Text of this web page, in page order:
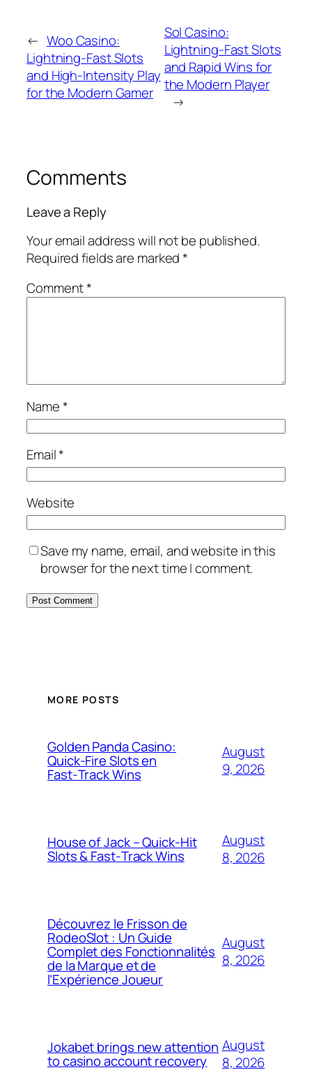
← Woo Casino:
Lightning‑Fast Slots
and High‑Intensity Play
for the Modern Gamer
Sol Casino:
Lightning‑Fast Slots
and Rapid Wins for
the Modern Player
→
Comments
Leave a Reply
Your email address will not be published.
Required fields are marked*
Comment*
Name*
Email*
Website
Save my name, email, and website in this
browser for the next time I comment.
MORE POSTS
Golden Panda Casino:
Quick‑Fire Slots en
Fast‑Track Wins
August
9, 2026
House of Jack – Quick‑Hit
Slots & Fast‑Track Wins
August
8, 2026
Découvrez le Frisson de
RodeoSlot : Un Guide
Complet des Fonctionnalités
de la Marque et de
l’Expérience Joueur
August
8, 2026
Jokabet brings new attention
to casino account recovery
August
8, 2026